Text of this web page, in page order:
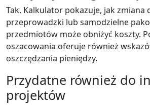
Tak. Kalkulator pokazuje, jak zmiana
przeprowadzki lub samodzielne
przedmiotów może obniżyć koszty.
oszacowania oferuje również
oszczędzania pieniędzy.
Przydatne również do
projektów